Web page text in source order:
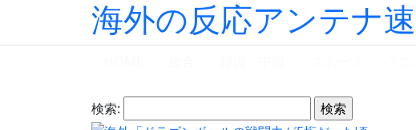
海外の反応アンテナ
検索: